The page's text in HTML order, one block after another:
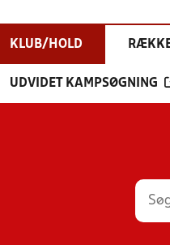
KLUB/HOLD
UDVIDET KAMPSØGNING